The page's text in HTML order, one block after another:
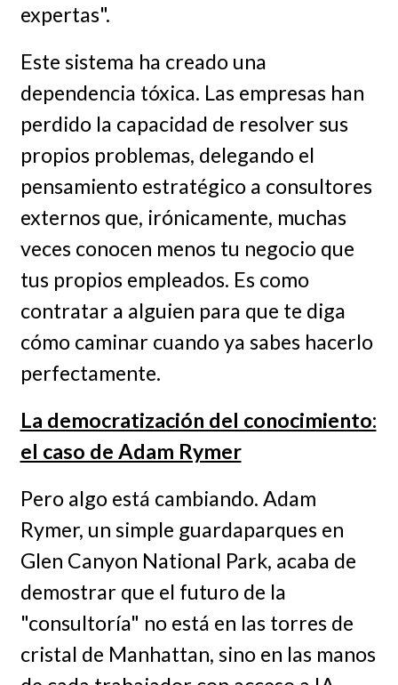
expertas".
Este sistema ha creado una
dependencia tóxica. Las empresas han
perdido la capacidad de resolver sus
propios problemas, delegando el
pensamiento estratégico a consultores
externos que, irónicamente, muchas
veces conocen menos tu negocio que
tus propios empleados. Es como
contratar a alguien para que te diga
cómo caminar cuando ya sabes hacerlo
perfectamente.
La democratización del conocimiento:
el caso de Adam Rymer
Pero algo está cambiando. Adam
Rymer, un simple guardaparques en
Glen Canyon National Park, acaba de
demostrar que el futuro de la
"consultoría" no está en las torres de
cristal de Manhattan, sino en las manos